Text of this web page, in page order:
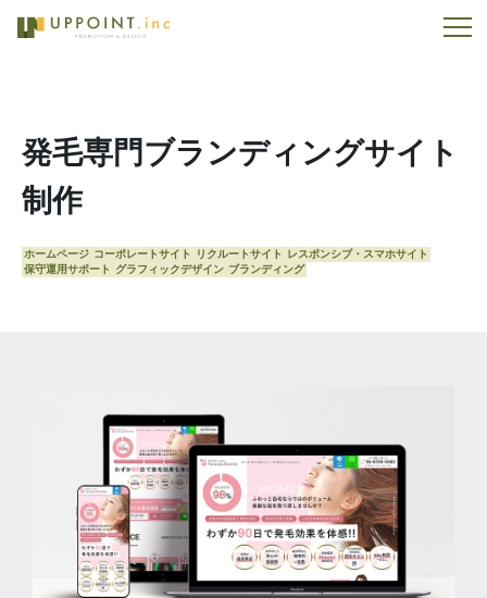
発毛専門ブランディングサイト
制作
ホームページ コーポレートサイト リクルートサイト
レスポンシブ・スマホサイト
保守運用サポート
グラフィックデザイン ブランディング